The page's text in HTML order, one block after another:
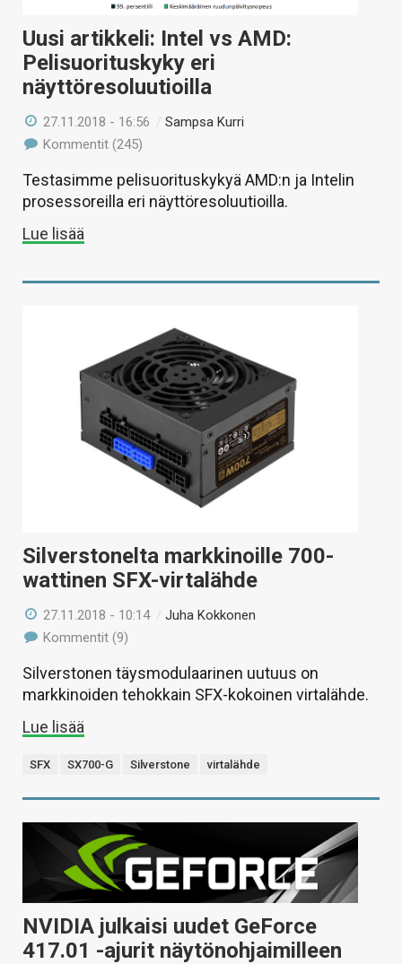
Uusi artikkeli: Intel vs AMD:
Pelisuorituskyky eri
näyttöresoluutioilla
27.11.2018 - 16:56 /Sampsa Kurri
Kommentit (245)
Testasimme pelisuorituskykyä AMD:n ja Intelin
prosessoreilla eri näyttöresoluutioilla.
Lue lisää
Silverstonelta markkinoille 700-
wattinen SFX-virtalähde
27.11.2018 - 10:14 /Juha Kokkonen
Kommentit (9)
Silverstonen täysmodulaarinen uutuus on
markkinoiden tehokkain SFX-kokoinen virtalähde.
Lue lisää
SFX SX700-G Silverstone virtalähde
NVIDIA julkaisi uudet GeForce
417.01 -ajurit näytönohjaimilleen